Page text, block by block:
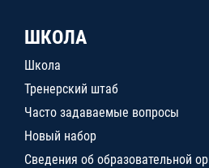
ШКОЛА
Школа
Тренерский штаб
Часто задаваемые вопросы
Новый набор
Сведения об образовательной